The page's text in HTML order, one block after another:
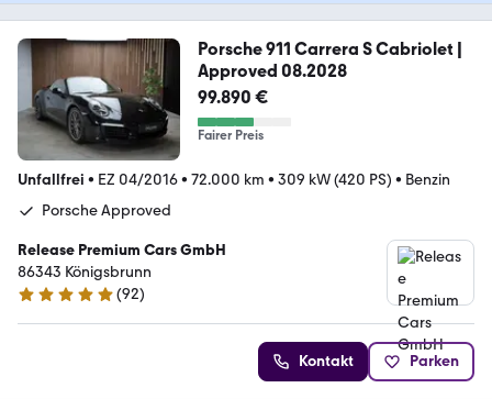
Porsche 911 Carrera S Cabriolet |
Approved 08.2028
99.890 €
Fairer Preis
Unfallfrei • EZ 04/2016• 72.000 km • 309 kW (420 PS) • Benzin
Porsche Approved
Release Premium Cars GmbH
86343 Königsbrunn
5 Sterne
(92)
Kontakt Parken